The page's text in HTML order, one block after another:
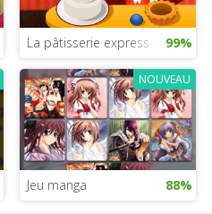
La pâtisserie express 99%
NOUVEAU
Jeu manga 88%